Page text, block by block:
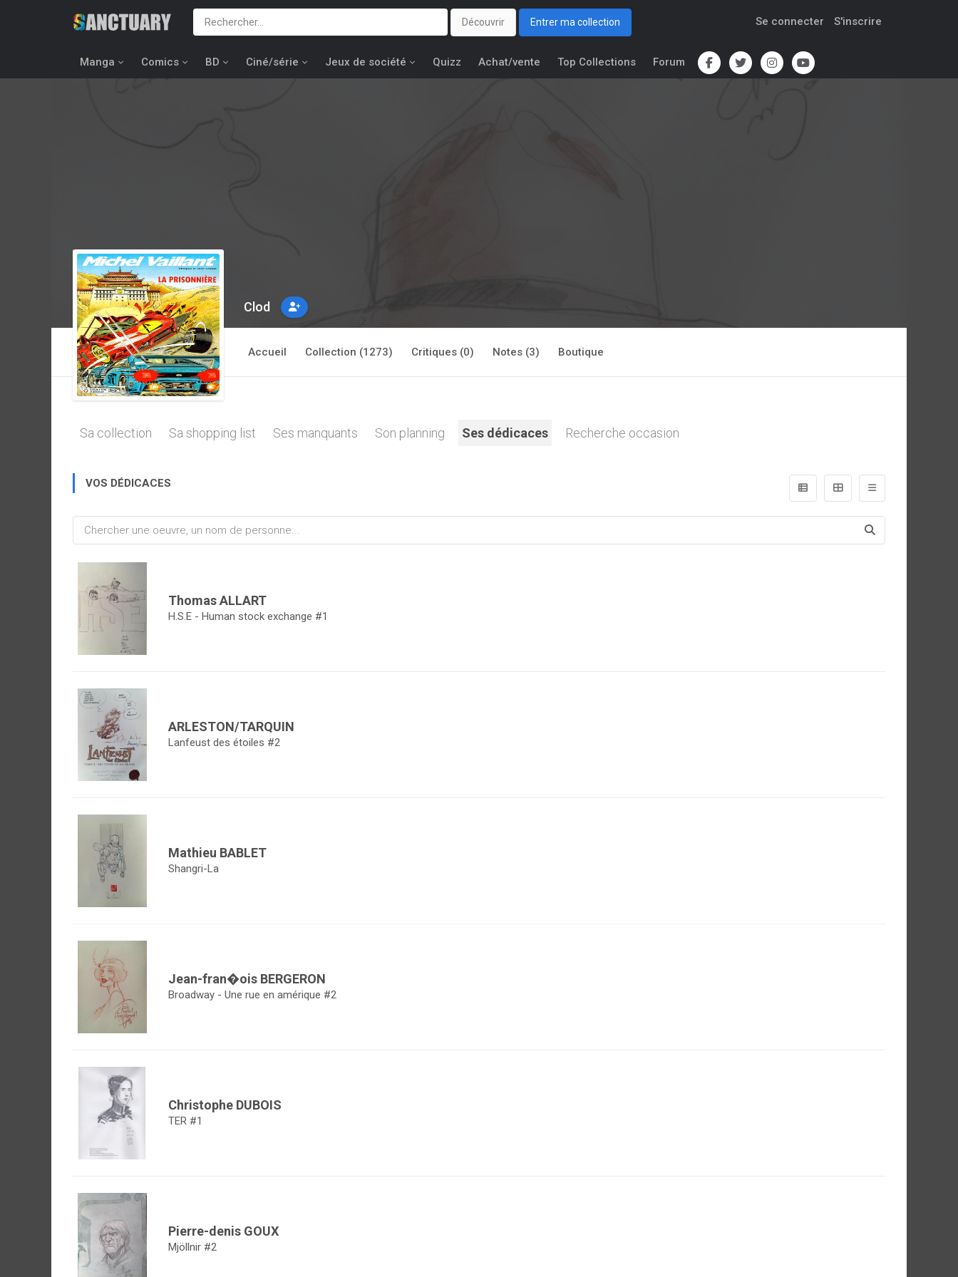
Découvrir Entrer ma collection Se connecter S'inscrire
Manga Comics BD Ciné/série Jeux de société Quizz Achat/vente Top Collections Forum
Clod
Accueil Collection (1273) Critiques (0) Notes (3) Boutique
Sa collection Sa shopping list Ses manquants Son planning Ses dédicaces Recherche occasion
VOS DÉDICACES
Thomas ALLART
H.S.E - Human stock exchange #1
ARLESTON/TARQUIN
Lanfeust des étoiles #2
Mathieu BABLET
Shangri-La
Jean-fran�ois BERGERON
Broadway - Une rue en amérique #2
Christophe DUBOIS
TER #1
Pierre-denis GOUX
Mjöllnir #2